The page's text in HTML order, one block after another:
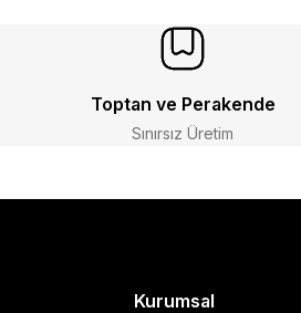
Toptan ve Perakende
Sınırsız Üretim
Kurumsal